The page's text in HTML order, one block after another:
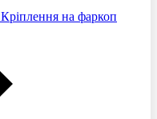
Кріплення на фаркоп